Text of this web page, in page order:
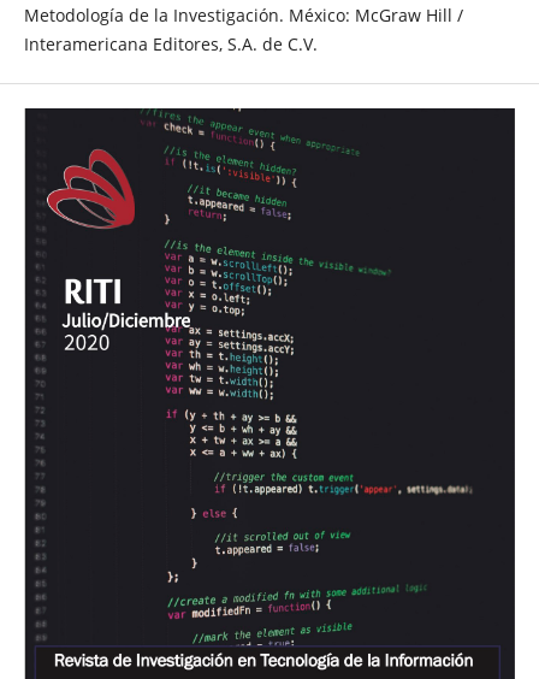
Metodología de la Investigación. México: McGraw Hill /
Interamericana Editores, S.A. de C.V.